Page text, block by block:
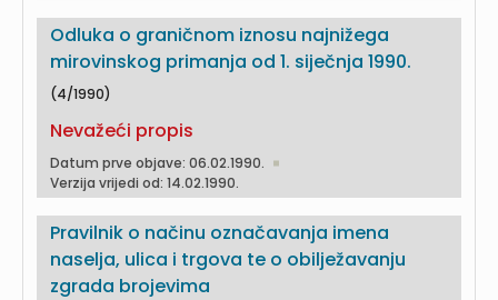
Odluka o graničnom iznosu najnižega
mirovinskog primanja od 1. siječnja 1990.
(4/1990)
Nevažeći propis
Datum prve objave: 06.02.1990.
Verzija vrijedi od: 14.02.1990.
Pravilnik o načinu označavanja imena
naselja, ulica i trgova te o obilježavanju
zgrada brojevima